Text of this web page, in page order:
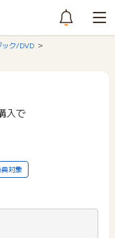
ク/DVD
入で
対象